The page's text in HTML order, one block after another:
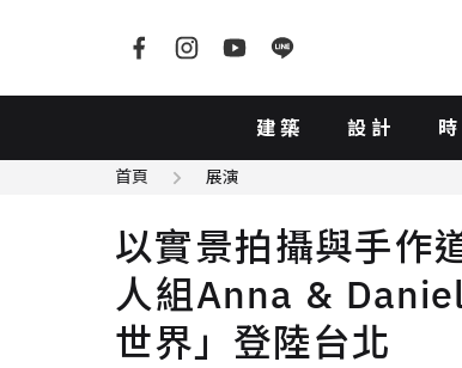
建築 設計
首頁 展演
以實景拍攝與手作
人組Anna &
世界」登陸台北